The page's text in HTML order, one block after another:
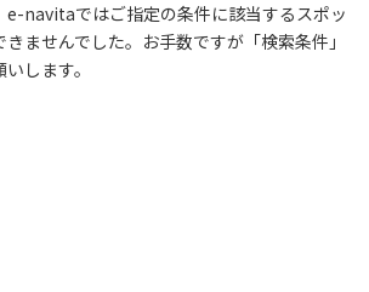
e-navitaではご指定の条件に該当するスポッ
ませんでした。お手数ですが「検索条件」
します。